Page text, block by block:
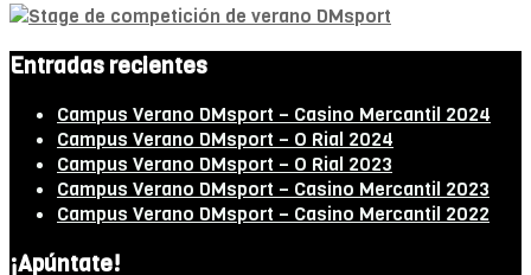
Entradas recientes
Campus Verano DMsport – Casino Mercantil 2024
Campus Verano DMsport – O Rial 2024
Campus Verano DMsport – O Rial 2023
Campus Verano DMsport – Casino Mercantil 2023
Campus Verano DMsport – Casino Mercantil 2022
¡Apúntate!